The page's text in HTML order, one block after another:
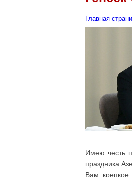
Главная
Имею честь
праздника
Вам крепкое